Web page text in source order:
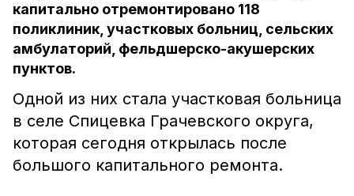
капитально отремонтировано 118
поликлиник, участковых больниц, сельских
амбулаторий, фельдшерско-акушерских
пунктов.
Одной из них стала участковая больница
в селе Спицевка Грачевского округа,
которая сегодня открылась после
большого капитального ремонта.